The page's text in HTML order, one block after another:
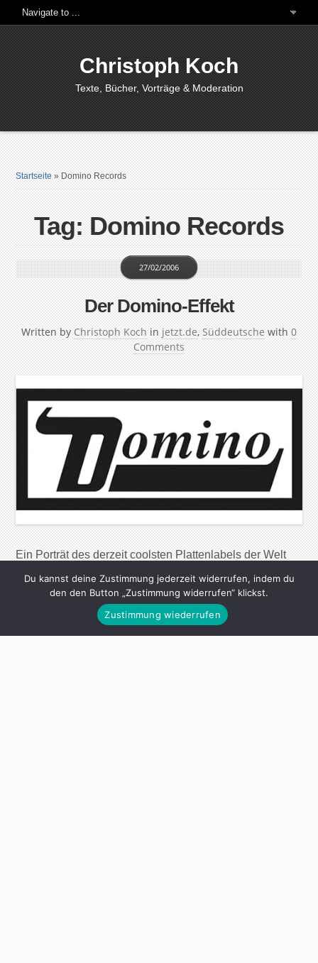
Christoph Koch
Texte, Bücher, Vorträge & Moderation
Startseite » Domino Records
Tag: Domino Records
Der Domino-Effekt
Written by Christoph Koch
27/02/2006
in jetzt.de, Süddeutsche with 0
Comments
Ein Porträt des derzeit coolsten Plattenlabels der Welt
„Wir haben gerade eine Band aus Glasgow namens
Franz Ferdinand unter Vertrag genommen: Sie haben
tolle Songs und sind sehr bunt und frisch, deshalb setze
ich große Hoffnungen in sie“. So spricht jemand, der
Du kannst deine Zustimmung jederzeit widerrufen, indem du
den den Button „Zustimmung widerrufen“ klickst.
Zustimmung wiederrufen